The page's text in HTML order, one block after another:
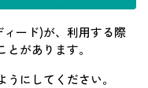
ード)が、利用する際
があります。
にしてください。